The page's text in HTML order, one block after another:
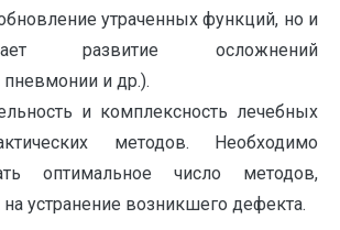
утраченных функций, но и
развитие осложнений
и др.).
и комплексность лечебных
методов. Необходимо
оптимальное число методов,
устранение возникшего дефекта.